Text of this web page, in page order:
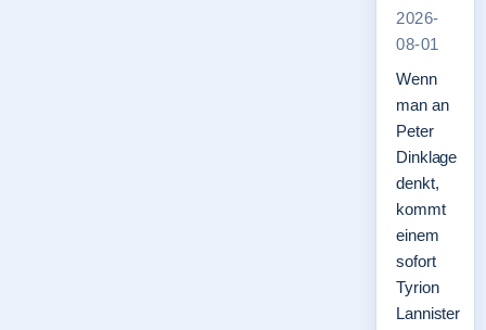
2026-
08-01
Wenn
man an
Peter
Dinklage
denkt,
kommt
einem
sofort
Tyrion
Lannister